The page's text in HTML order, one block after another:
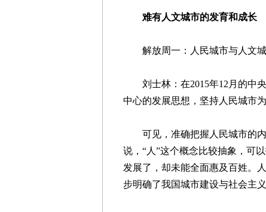
难有人文城市的发育和成长
解放周一：人民城市与人文
刘士林：在2015年12月的中央
中心的发展思想，坚持人民城市为
可见，准确把握人民城市的内
说，“人”这个概念比较抽象，可
发展了，却未能全面惠及百姓。
步明确了我国城市建设与社会主